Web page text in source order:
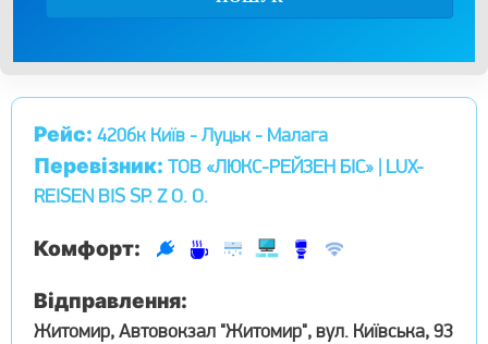
Рейс: 420бк Київ - Луцьк - Малага
Перевізник: ТОВ «ЛЮКС-РЕЙЗЕН БІС» | LUX-
REISEN BIS SP. Z O. O.
Комфорт:
Відправлення:
Житомир, Автовокзал "Житомир", вул. Київська, 93